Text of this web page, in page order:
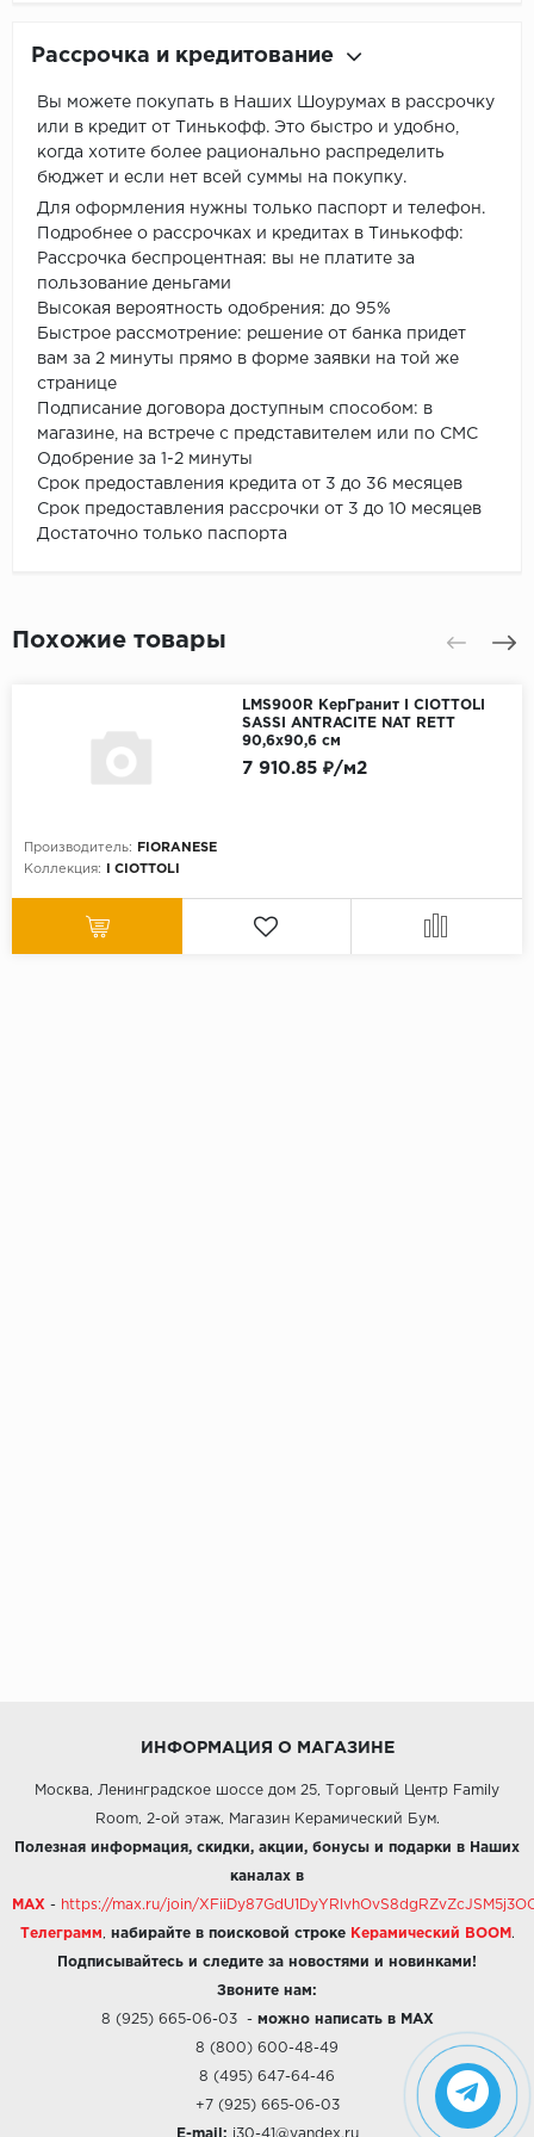
Рассрочка и кредитование
Вы можете покупать в Наших Шоурумах в рассрочку
или в кредит от Тинькофф. Это быстро и удобно,
когда хотите более рационально распределить
бюджет и если нет всей суммы на покупку.
Для оформления нужны только паспорт и телефон.
Подробнее о рассрочках и кредитах в Тинькофф:
Рассрочка беспроцентная: вы не платите за
пользование деньгами
Высокая вероятность одобрения: до 95%
Быстрое рассмотрение: решение от банка придет
вам за 2 минуты прямо в форме заявки на той же
странице
Подписание договора доступным способом: в
магазине, на встрече с представителем или по СМС
Одобрение за 1-2 минуты
Срок предоставления кредита от 3 до 36 месяцев
Срок предоставления рассрочки от 3 до 10 месяцев
Достаточно только паспорта
Похожие товары
LMS900R КерГранит I CIOTTOLI
SASSI ANTRACITE NAT RETT
90,6x90,6 см
Производитель:
FIORANESE
Коллекция:
I CIOTTOLI
7 910.85 ₽/м2
ИНФОРМАЦИЯ О МАГАЗИНЕ
Москва, Ленинградское шоссе дом 25, Торговый Центр Family
Room, 2-ой этаж, Магазин Керамический Бум.
Полезная информация, скидки, акции, бонусы и подарки в Наших
каналах в
MAX - https://max.ru/join/
Телеграмм набирайте в поисковой строке Керамический BOOM .
Подписывайтесь и следите за новостями и новинками!
Звоните нам:
8 (925) 665-06-03- можно написать в MAX
8 (800) 600-48-49
8 (495) 647-64-46
+7 (925) 665-06-03
E-mail: i30-41@yandex.ru